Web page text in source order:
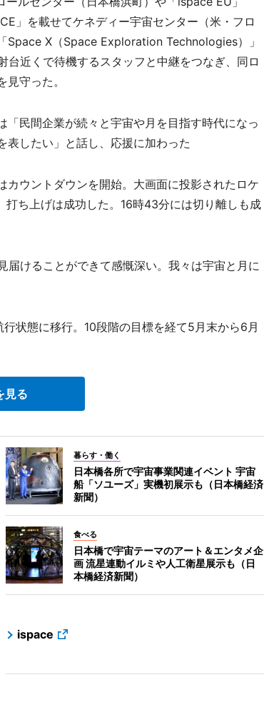
」を載せてケネディー宇宙センター（米・フロ
Space X（Space Exploration Technologies）」
近くで待機するスタッフと中継をつなぎ、同ロ
守った。
民間企業が続々と宇宙や月を目指す時代になっ
表したい」と話し、応援に加わった
ウントダウンを開始。大画面に投影されたロケ
ち上げは成功した。16時43分には切り離しも成
けることができて感慨深い。我々は宇宙と月に
状態に移行。10段階の目標を経て5月末から6月
見る
暮らす・働く
日本橋各所で宇宙事業関連イベント 宇宙
船「ソユーズ」実機初展示も（日本橋経済
新聞）
食べる
日本橋で宇宙テーマのアート＆エンタメ企
画 流星連動イルミや人工衛星展示も（日
本橋経済新聞）
ispace